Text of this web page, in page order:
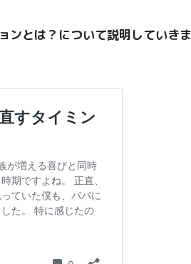
ンとは？について説明していきま